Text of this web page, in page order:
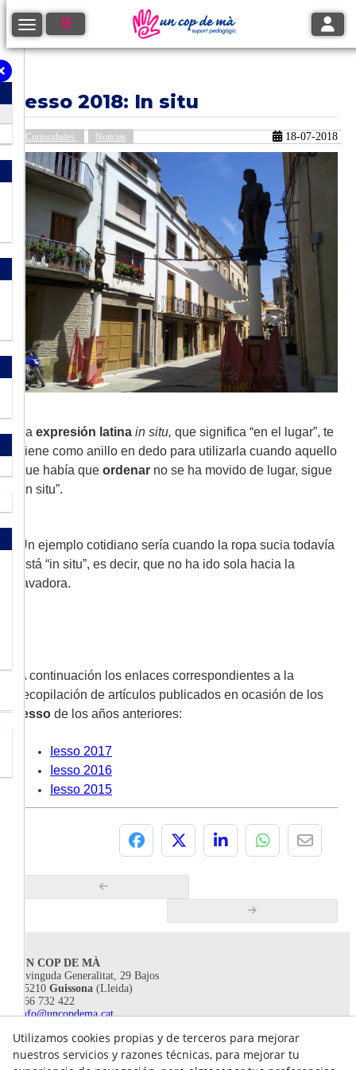
Toggle navigation
Iesso 2018: In situ
Curiosidades Noticias 18-07-2018
La expresión latina in situ, que significa “en el lugar”, te
viene como anillo en dedo para utilizarla cuando aquello
que había que ordenar no se ha movido de lugar, sigue
“in situ”.
Un ejemplo cotidiano sería cuando la ropa sucia todavía
está “in situ”, es decir, que no ha ido sola hacia la
lavadora.
A continuación los enlaces correspondientes a la
recopilación de artículos publicados en ocasión de los
Iesso de los años anteriores:
Iesso 2017
Iesso 2016
Iesso 2015
UN COP DE MÀ
Avinguda Generalitat, 29 Bajos
25210 Guissona (Lleida)
666 732 422
info@uncopdema.cat
!SÍGUENOS!
Utilizamos cookies propias y de terceros para mejorar
nuestros servicios y razones técnicas, para mejorar tu